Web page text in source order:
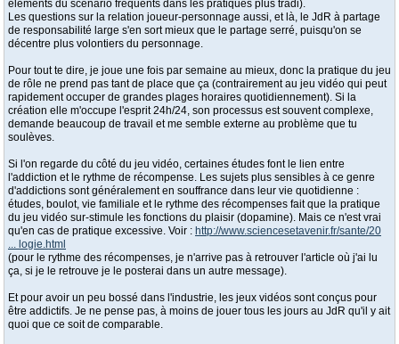
éléments du scénario fréquents dans les pratiques plus tradi).
Les questions sur la relation joueur-personnage aussi, et là, le JdR à partage
de responsabilité large s'en sort mieux que le partage serré, puisqu'on se
décentre plus volontiers du personnage.
Pour tout te dire, je joue une fois par semaine au mieux, donc la pratique du jeu
de rôle ne prend pas tant de place que ça (contrairement au jeu vidéo qui peut
rapidement occuper de grandes plages horaires quotidiennement). Si la
création elle m'occupe l'esprit 24h/24, son processus est souvent complexe,
demande beaucoup de travail et me semble externe au problème que tu
soulèves.
Si l'on regarde du côté du jeu vidéo, certaines études font le lien entre
l'addiction et le rythme de récompense. Les sujets plus sensibles à ce genre
d'addictions sont généralement en souffrance dans leur vie quotidienne :
études, boulot, vie familiale et le rythme des récompenses fait que la pratique
du jeu vidéo sur-stimule les fonctions du plaisir (dopamine). Mais ce n'est vrai
qu'en cas de pratique excessive. Voir : http://www.sciencesetavenir.fr/sante/20
... logie.html
(pour le rythme des récompenses, je n'arrive pas à retrouver l'article où j'ai lu
ça, si je le retrouve je le posterai dans un autre message).
Et pour avoir un peu bossé dans l'industrie, les jeux vidéos sont conçus pour
être addictifs. Je ne pense pas, à moins de jouer tous les jours au JdR qu'il y ait
quoi que ce soit de comparable.